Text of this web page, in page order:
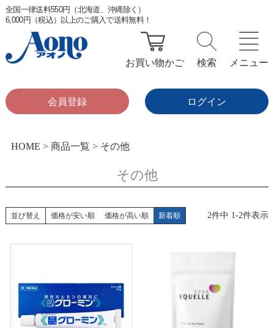
全国一律送料550円（北海道、沖縄除く）
6,000円（税込）以上のご購入で送料無料！
お買い物かご 検索 メニュー
会員登録 ログイン
HOME 商品一覧 その他
その他
並び替え 価格が安い順 価格が高い順 新着順 2件中 1-2件表示